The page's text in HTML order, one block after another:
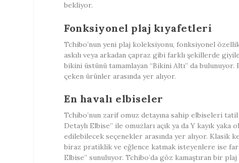
bekliyor.
Fonksiyonel plaj kıyafetleri
Tchibo’nun yeni plaj koleksiyonu, fonksiyonel
askılı veya arkadan çapraz gibi farklı şekillerde
bikini üstünü tamamlayan “Bikini Altı” da
çeken ürünler arasında yer alıyor.
En havalı elbiseler
Tchibo’nun zarif omuz detayına sahip elbiseleri tatil
Detaylı Elbise” ile omuzları açık ya da Y kayık
edilebilecek seçenekler arasında yer alıyor. Klasik
biraz pratiklik ve eğlence katmak isteyenlere ise
Elbise” sunuluyor. Tchibo’da göz kamaştıran bir